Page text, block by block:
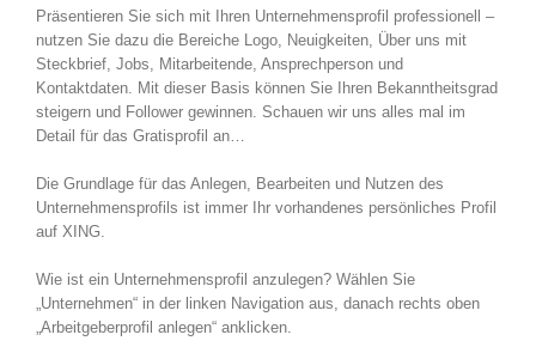
Präsentieren Sie sich mit Ihren Unternehmensprofil professionell –
nutzen Sie dazu die Bereiche Logo, Neuigkeiten, Über uns mit
Steckbrief, Jobs, Mitarbeitende, Ansprechperson und
Kontaktdaten. Mit dieser Basis können Sie Ihren Bekanntheitsgrad
steigern und Follower gewinnen. Schauen wir uns alles mal im
Detail für das Gratisprofil an…
Die Grundlage für das Anlegen, Bearbeiten und Nutzen des
Unternehmensprofils ist immer Ihr vorhandenes persönliches Profil
auf XING.
Wie ist ein Unternehmensprofil anzulegen? Wählen Sie
„Unternehmen“ in der linken Navigation aus, danach rechts oben
„Arbeitgeberprofil anlegen“ anklicken.